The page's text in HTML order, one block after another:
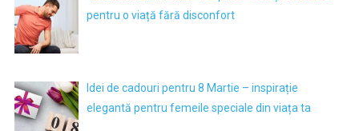
pentru o viață fără disconfort
Idei de cadouri pentru 8 Martie – inspirație
elegantă pentru femeile speciale din viața ta